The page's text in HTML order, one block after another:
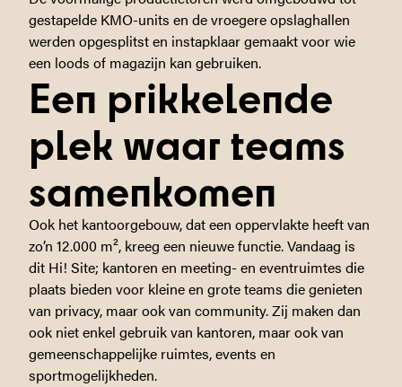
gestapelde KMO-units en de vroegere opslaghallen
werden opgesplitst en instapklaar gemaakt voor wie
een loods of magazijn kan gebruiken.
Een prikkelende
plek waar teams
samenkomen
Ook het kantoorgebouw, dat een oppervlakte heeft van
zo’n 12.000 m², kreeg een nieuwe functie. Vandaag is
dit Hi! Site; kantoren en meeting- en eventruimtes die
plaats bieden voor kleine en grote teams die genieten
van privacy, maar ook van community. Zij maken dan
ook niet enkel gebruik van kantoren, maar ook van
gemeenschappelijke ruimtes, events en
sportmogelijkheden.